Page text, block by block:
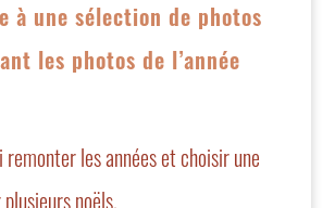
à une sélection de photos
les photos de l’année
remonter les années et choisir une
noëls.